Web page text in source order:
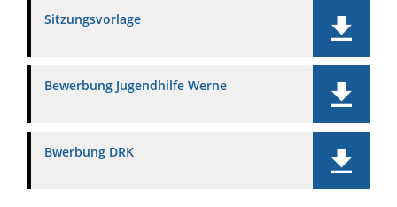
Sitzungsvorlage
Bewerbung Jugendhilfe Werne
Bwerbung DRK